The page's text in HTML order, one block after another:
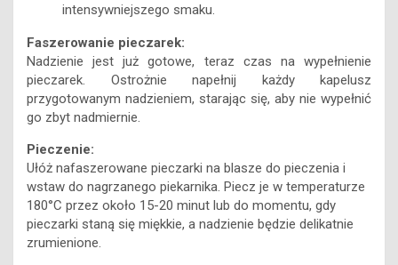
intensywniejszego smaku.
Faszerowanie pieczarek:
Nadzienie jest już gotowe, teraz czas na wypełnienie
pieczarek. Ostrożnie napełnij każdy kapelusz
przygotowanym nadzieniem, starając się, aby nie wypełnić
go zbyt nadmiernie.
Pieczenie:
Ułóż nafaszerowane pieczarki na blasze do pieczenia i
wstaw do nagrzanego piekarnika. Piecz je w temperaturze
180°C przez około 15-20 minut lub do momentu, gdy
pieczarki staną się miękkie, a nadzienie będzie delikatnie
zrumienione.